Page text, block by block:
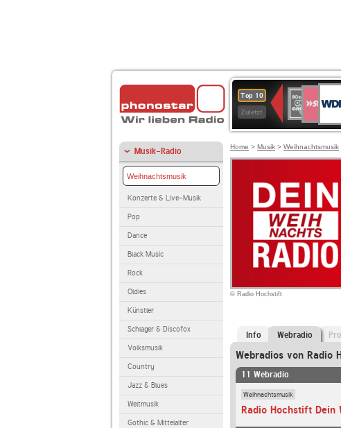
Top 10
Zuletzt
80er
90er
OLDIE
ANTENNE
4
Kultur
2
Musik-Radio
Weihnachtsmusik
Konzerte & Live-Musik
Pop
Dance
Black Music
Rock
Oldies
Künstler
Schlager & Discofox
Volksmusik
Country
Jazz & Blues
Weltmusik
Gothic & Mittelalter
Home > Musik > Weihnachtsmusik
© Radio Hochstift
Info Webradio
Webradios von Radio
11 Webradio
Weihnachtsmusik
Radio Hochstift Dein